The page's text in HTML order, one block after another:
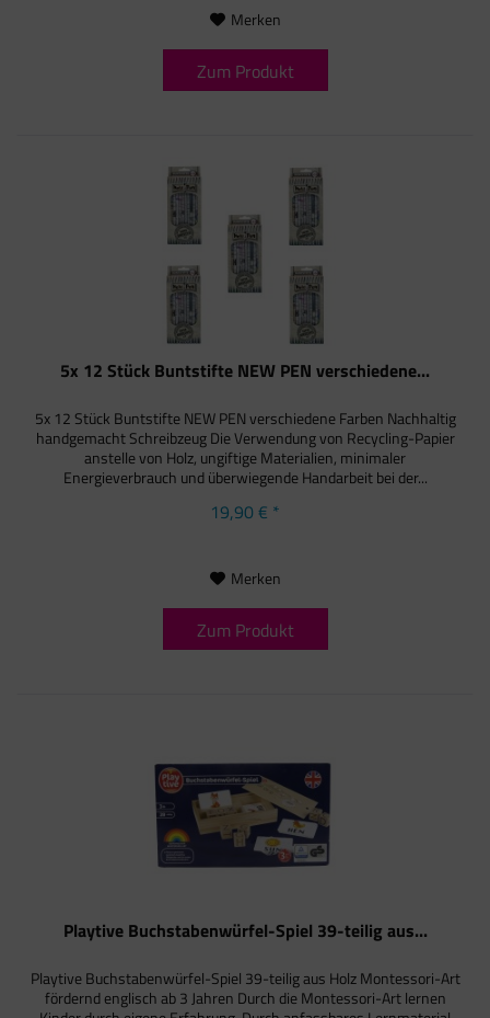
Merken
Zum Produkt
5x 12 Stück Buntstifte NEW PEN verschiedene...
5x 12 Stück Buntstifte NEW PEN verschiedene Farben Nachhaltig
handgemacht Schreibzeug Die Verwendung von Recycling-Papier
anstelle von Holz, ungiftige Materialien, minimaler
Energieverbrauch und überwiegende Handarbeit bei der...
19,90 € *
Merken
Zum Produkt
Playtive Buchstabenwürfel-Spiel 39-teilig aus...
Playtive Buchstabenwürfel-Spiel 39-teilig aus Holz Montessori-Art
fördernd englisch ab 3 Jahren Durch die Montessori-Art lernen